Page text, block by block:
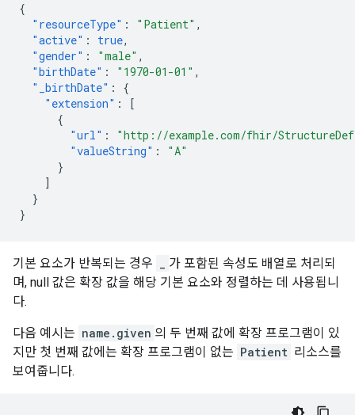
{
"resourceType" : "Patient" ,
"active" : true,
"gender" : "male" ,
"birthDate" : "1970-01-01" ,
"_birthDate" :
{
"extension" :
[
{
"url" :
"http://example.com/fhir/
"valueString" :
"A"
}
]
}
}
기본 요소가 반복되는 경우
가 포함된 속성도 배열로 처리되
며, null 값은 확장 값을 해당 기본 요소와 정렬하는 데 사용됩니
다.
다음 예시는 name.given 의 두 번째 값에 확장 프로그램이 있
지만 첫 번째 값에는 확장 프로그램이 없는 Patient 리소스를
보여줍니다.